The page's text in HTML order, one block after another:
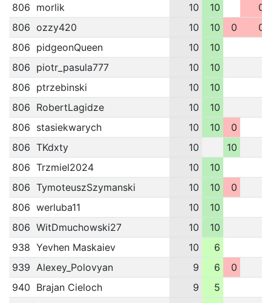
806 morlik 10 10
0
806 ozzy420 10 10 0
0
806 pidgeonQueen 10
10
806 piotr_pasula777 10
10
806 ptrzebinski 10
10
806 RobertLagidze 10
10
806 stasiekwarych 10 10
0
806 TKdxty 10
10
806 Trzmiel2024 10
10
806 TymoteuszSzymanski 10 10
0
806 werluba11 10
10
806 WitDmuchowski27 10
10
938 Yevhen Maskaiev 10
6
939 Alexey_Polovyan 9 6
0
940 Brajan Cieloch 9
5